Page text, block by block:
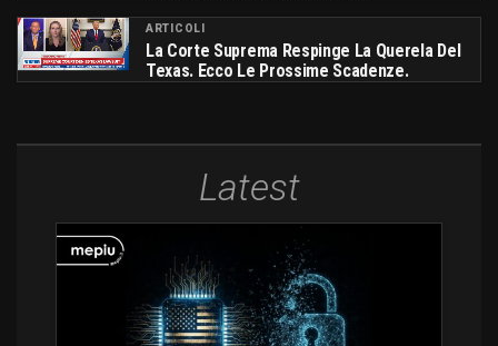
ARTICOLI
La Corte Suprema Respinge La Querela Del
Texas. Ecco Le Prossime Scadenze.
Latest